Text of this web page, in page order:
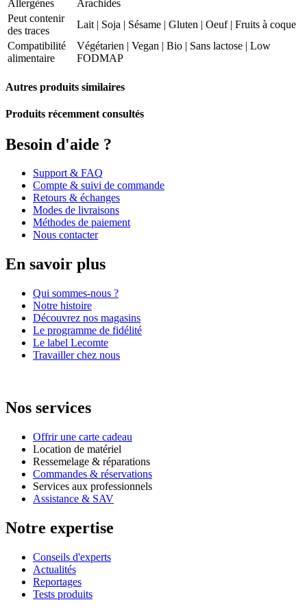
Allergènes
Arachides
Peut contenir
des traces
Lait | Soja | Sésame | Gluten | Oeuf | Fruits à coque
Compatibilité
alimentaire
Végétarien | Vegan | Bio | Sans lactose | Low
FODMAP
Autres produits similaires
Produits récemment consultés
Besoin d'aide ?
Support & FAQ
Compte & suivi de commande
Retours & échanges
Modes de livraisons
Méthodes de paiement
Nous contacter
En savoir plus
Qui sommes-nous ?
Notre histoire
Découvrez nos magasins
Le programme de fidélité
Le label Lecomte
Travailler chez nous
Nos services
Offrir une carte cadeau
Location de matériel
Ressemelage & réparations
Commandes & réservations
Services aux professionnels
Assistance & SAV
Notre expertise
Conseils d'experts
Actualités
Reportages
Tests produits